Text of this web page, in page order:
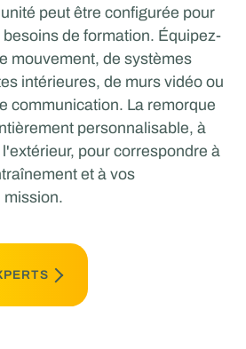
peut être configurée pour
de formation. Équipez-
mouvement, de systèmes
intérieures, de murs vidéo ou
communication. La remorque
personnalisable, à
pour correspondre à
et à vos
mission.